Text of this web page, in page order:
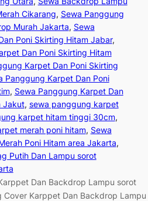
Cikarang, Sewa Panggung
Murah Jakarta, Sewa
Poni Skirting Hitam Jabar
Dan Poni Skirting Hitam
Karpet Dan Poni Skirting
Panggung Karpet Dan Poni
, Sewa Panggung Karpet Dan
Jakut, sewa panggung karpet
karpet hitam tinggi 30cm
merah poni hitam, Sewa
Poni Hitam area Jakarta
Putih Dan Lampu sorot
Dan Backdrop Lampu sorot
Karppet Dan Backdrop Lampu